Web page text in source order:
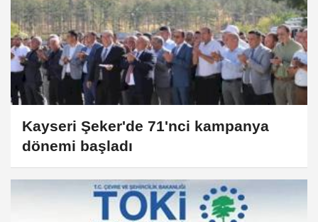
Kayseri Şeker'de 71'nci kampanya
dönemi başladı